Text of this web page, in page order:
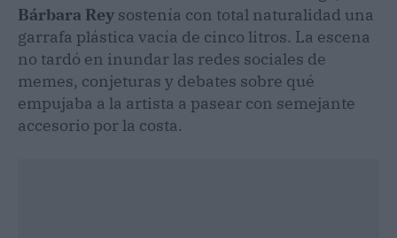
Bárbara Rey sostenía con total naturalidad una
garrafa plástica vacía de cinco litros. La escena
no tardó en inundar las redes sociales de
memes, conjeturas y debates sobre qué
empujaba a la artista a pasear con semejante
accesorio por la costa.